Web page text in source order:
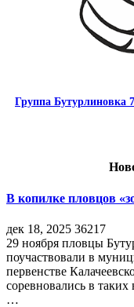
Группа Бутурлиновка
В копилке пловцов
дек 18, 2025 36217
29 ноября пловцы
поучаствовали в
первенстве
соревновались в
…